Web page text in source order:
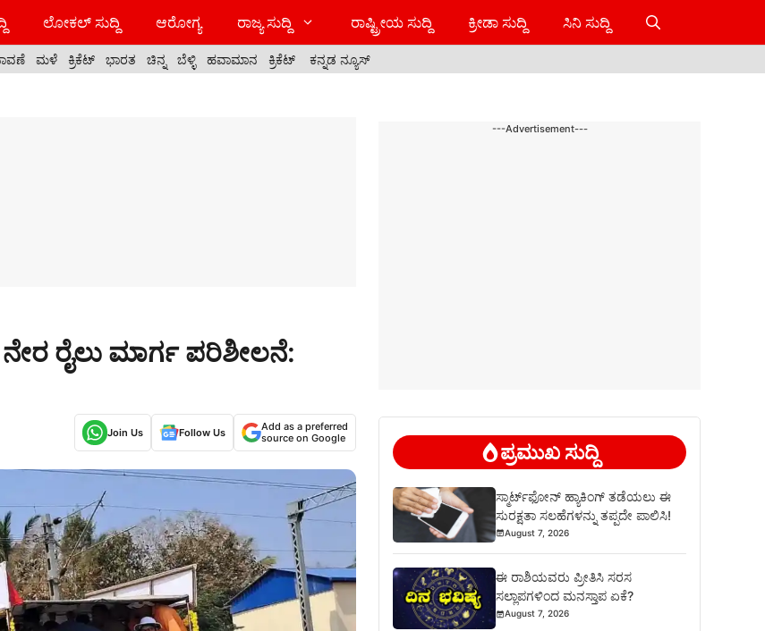
ಲೋಕಲ್ ಸುದ್ದಿ ಆರೋಗ್ಯ ರಾಜ್ಯ ಸುದ್ದಿ ರಾಷ್ಟ್ರೀಯ ಸುದ್ದಿ ಕ್ರೀಡಾ ಸುದ್ದಿ ಸಿನಿ ಸುದ್ದಿ
ಮಳೆ ಕ್ರಿಕೆಟ್ ಭಾರತ ಚಿನ್ನ ಬೆಳ್ಳಿ ಹವಾಮಾನ ಕ್ರಿಕೆಟ್ ಕನ್ನಡ ನ್ಯೂಸ್
ರೈಲು ಮಾರ್ಗ ಪರಿಶೀಲನೆ:
Join Us Follow Us
Add as a preferred
source on Google
---Advertisement---
ಪ್ರಮುಖ ಸುದ್ದಿ
ಸ್ಮಾರ್ಟ್‌ಫೋನ್ ಹ್ಯಾಕಿಂಗ್ ತಡೆಯಲು ಈ
ಸುರಕ್ಷತಾ ಸಲಹೆಗಳನ್ನು ತಪ್ಪದೇ ಪಾಲಿಸಿ!
August 7, 2026
ಈ ರಾಶಿಯವರು ಪ್ರೀತಿಸಿ ಸರಸ
ಸಲ್ಲಾಪಗಳಿಂದ ಮನಸ್ತಾಪ ಏಕೆ?
August 7, 2026